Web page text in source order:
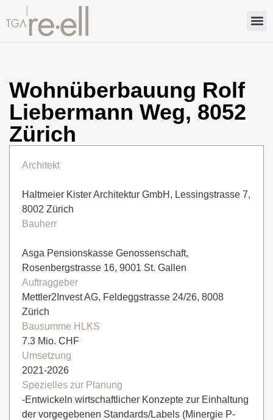
Wohnüberbauung Rolf
Liebermann Weg, 8052
Zürich
Architekt
Haltmeier Kister Architektur GmbH, Lessingstrasse 7,
8002 Zürich
Bauherr
Asga Pensionskasse Genossenschaft,
Rosenbergstrasse 16, 9001 St. Gallen
Auftraggeber
Mettler2Invest AG, Feldeggstrasse 24/26, 8008
Zürich
Bausumme HLKS
7.3 Mio. CHF
Umsetzung
2021-2026
Spezielles zur Planung
-Entwickeln wirtschaftlicher Konzepte zur Einhaltung
der vorgegebenen Standards/Labels (Minergie P-